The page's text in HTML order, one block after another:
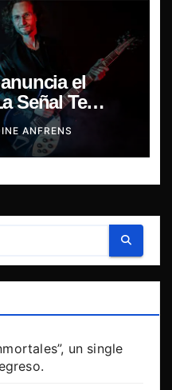
el
Señal Te
adelanto de
ANFRENS
un single